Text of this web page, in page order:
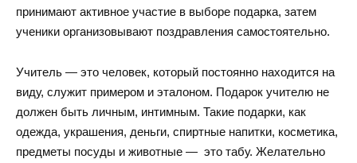
принимают активное участие в выборе подарка, затем
ученики организовывают поздравления самостоятельно.
Учитель — это человек, который постоянно находится на
виду, служит примером и эталоном. Подарок учителю не
должен быть личным, интимным. Такие подарки, как
одежда, украшения, деньги, спиртные напитки, косметика,
предметы посуды и животные — это табу. Желательно